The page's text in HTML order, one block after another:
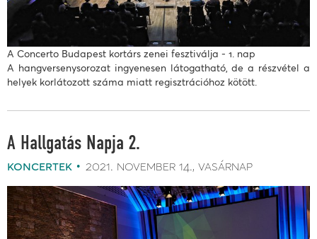
A Concerto Budapest kortárs zenei fesztiválja - 1. nap
A hangversenysorozat ingyenesen látogatható, de a részvétel a
helyek korlátozott száma miatt regisztrációhoz kötött.
A Hallgatás Napja 2.
koncertek 2021. november 14. vasárnap